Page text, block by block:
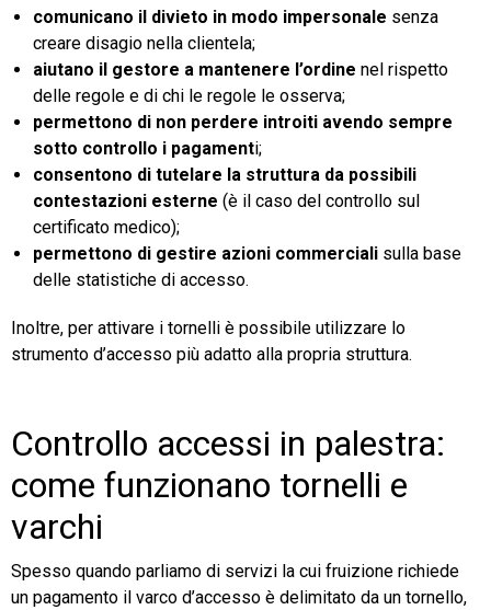
comunicano il divieto in modo impersonale senza
creare disagio nella clientela;
aiutano il gestore a mantenere l’ordine nel rispetto
delle regole e di chi le regole le osserva;
permettono di non perdere introiti avendo sempre
sotto controllo i pagamenti;
consentono di tutelare la struttura da possibili
contestazioni esterne (è il caso del controllo sul
certificato medico);
permettono di gestire azioni commerciali sulla base
delle statistiche di accesso.
Inoltre, per attivare i tornelli è possibile utilizzare lo
strumento d’accesso più adatto alla propria struttura.
Controllo accessi in palestra:
come funzionano tornelli e
varchi
Spesso quando parliamo di servizi la cui fruizione richiede
un pagamento il varco d’accesso è delimitato da un tornello,